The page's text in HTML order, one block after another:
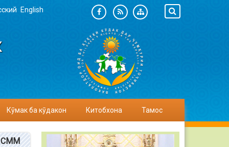
English
Кӯмак ба кӯдакон Китобхона Тамос
СММ